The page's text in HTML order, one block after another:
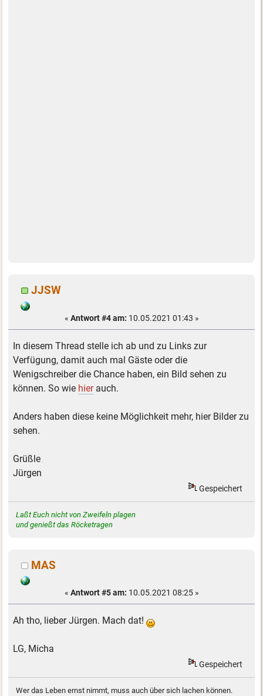
JJSW
« Antwort #4 am: 10.05.2021 01:43 »
In diesem Thread stelle ich ab und zu Links zur
Verfügung, damit auch mal Gäste oder die
Wenigschreiber die Chance haben, ein Bild sehen zu
können. So wie hierauch.
Anders haben diese keine Möglichkeit mehr, hier Bilder zu
sehen.
Grüßle
Jürgen
Gespeichert
Laßt Euch nicht von Zweifeln plagen
und genießt das Röcketragen
MAS
« Antwort #5 am: 10.05.2021 08:25 »
Ah tho, lieber Jürgen. Mach dat!
LG, Micha
Gespeichert
Wer das Leben ernst nimmt, muss auch über sich lachen können.